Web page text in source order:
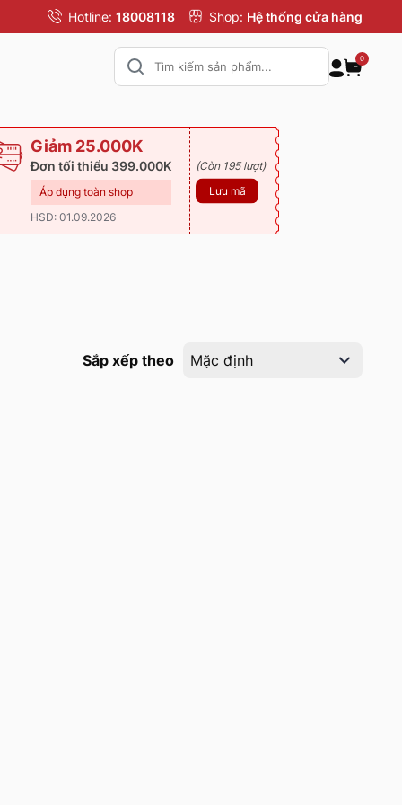
Hotline: 18008118 Shop: Hệ thống cửa hàng
0
Giảm 25.000K
Đơn tối thiểu 399.000K
Áp dụng toàn shop
HSD: 01.09.2026
(Còn 195 lượt)
Lưu mã
Sắp xếp theo Mặc định